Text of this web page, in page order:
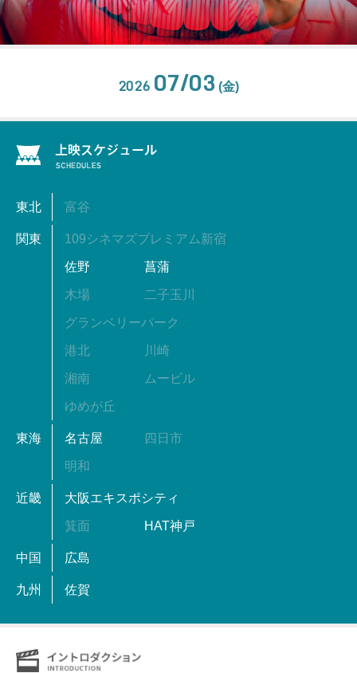
2026 07/03 (金)
東北 富谷
関東 109シネマズプレミアム新宿
佐野 菖蒲
木場 二子玉川
グランベリーパーク
港北 川崎
湘南 ムービル
ゆめが丘
東海 名古屋 四日市
明和
近畿 大阪エキスポシティ
箕面 HAT神戸
中国 広島
九州 佐賀